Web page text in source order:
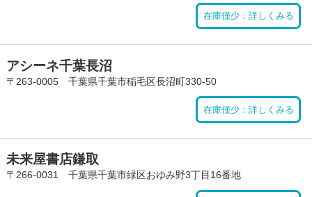
在庫僅少：詳しくみる
アシーネ千葉長沼
〒263-0005 千葉県千葉市稲毛区長沼町330-50
在庫僅少：詳しくみる
未来屋書店鎌取
〒266-0031 千葉県千葉市緑区おゆみ野3丁目16番地